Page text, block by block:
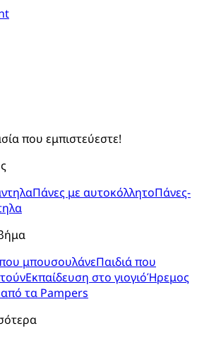
που εμπιστεύεστε!
Πάνες με αυτοκόλλητοΠάνες-
μπουσουλάνεΠαιδιά που
Εκπαίδευση στο γιογιόΉρεμος
τα Pampers